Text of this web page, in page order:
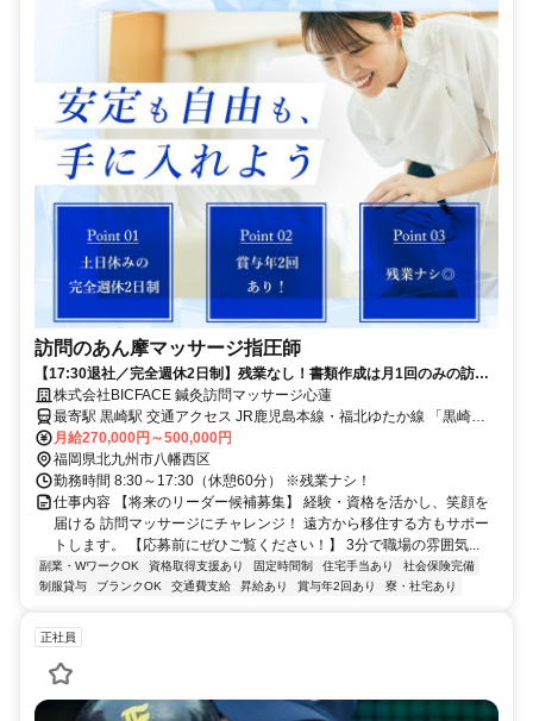
訪問のあん摩マッサージ指圧師
【17:30退社／完全週休2日制】残業なし！書類作成は月1回のみの訪問
マッサージ
株式会社BICFACE 鍼灸訪問マッサージ心蓮
最寄駅 黒崎駅 交通アクセス JR鹿児島本線・福北ゆたか線 「黒崎
駅」より徒歩6分 ＊直行直帰OK
月給270,000円～500,000円
福岡県北九州市八幡西区
勤務時間 8:30～17:30（休憩60分） ※残業ナシ！
仕事内容 【将来のリーダー候補募集】 経験・資格を活かし、笑顔を
届ける 訪問マッサージにチャレンジ！ 遠方から移住する方もサポー
トします。 【応募前にぜひご覧ください！】 3分で職場の雰囲気...
副業・WワークOK 資格取得支援あり 固定時間制 住宅手当あり
社会保険完備
制服貸与
ブランクOK 交通費支給 昇給あり 賞与年2回あり 寮・社宅あり
正社員